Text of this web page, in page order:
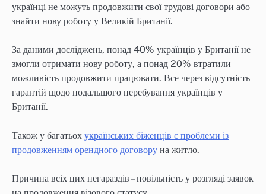
українці не можуть продовжити свої трудові договори або
знайти нову роботу у Великій Британії.
За даними досліджень, понад 40% українців у Британії не
змогли отримати нову роботу, а понад 20% втратили
можливість продовжити працювати. Все через відсутність
гарантій щодо подальшого перебування українців у
Британії.
Також у багатьох українських біженців є проблеми із
продовженням орендного договору на житло.
Причина всіх цих негараздів – повільність у розгляді заявок